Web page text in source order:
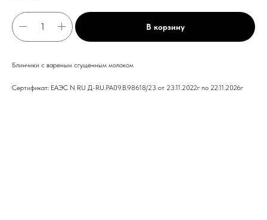
В корзину
Блинчики с вареным сгущенным молоком
Сертификат: ЕАЭС N RU Д-RU.PA09.B.98618/23 от 23.11.2022г по 22.11.2026г